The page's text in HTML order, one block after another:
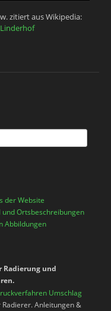
zitiert aus Wikipedia:
der Website
Ortsbeschreibungen
Abbildungen
Radierung und
Anleitungen &